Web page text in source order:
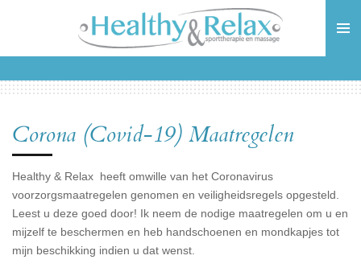
hoofdinhoud
Corona (Covid-19) Maatregelen
Healthy & Relax heeft omwille van het Coronavirus
voorzorgsmaatregelen genomen en veiligheidsregels opgesteld.
Leest u deze goed door! Ik neem de nodige maatregelen om u en
mijzelf te beschermen en heb handschoenen en mondkapjes tot
mijn beschikking indien u dat wenst.